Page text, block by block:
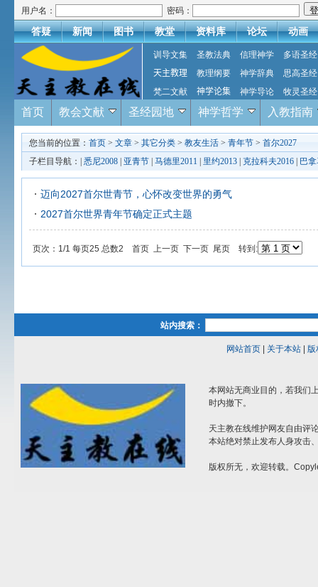
用户名： 密码：
答疑 新闻 图书 教堂 资料库 论坛 动画
训导文集 圣教法典 信理神学
多语圣经
天主教理
教理纲要 神学辞典
思高圣经
梵二文献
神学论集 神学导论 牧灵圣经
首页 教会文献 圣经园地 神学哲学 入教指南
您当前的位置： 首页 > 文章 > 其它分类 > 教友生活 > 青年节 > 首尔2027
子栏目导航：| 悉尼2008 亚青节 马德里2011 里约2013 克拉科夫2016 巴
迈向2027首尔世青节，心怀改变世界的勇气
2027首尔世界青年节确定正式主题
页次：1/1 每页25 总数2 首页 上一页 下一页 尾页 转到:
站内搜索：
网站首页| 关于本站| 版
本网站无商业目的，若我们
时内撤下。
天主教在线维护网友自由评
本站绝对禁止发布人身攻击
版权所无，欢迎转载。